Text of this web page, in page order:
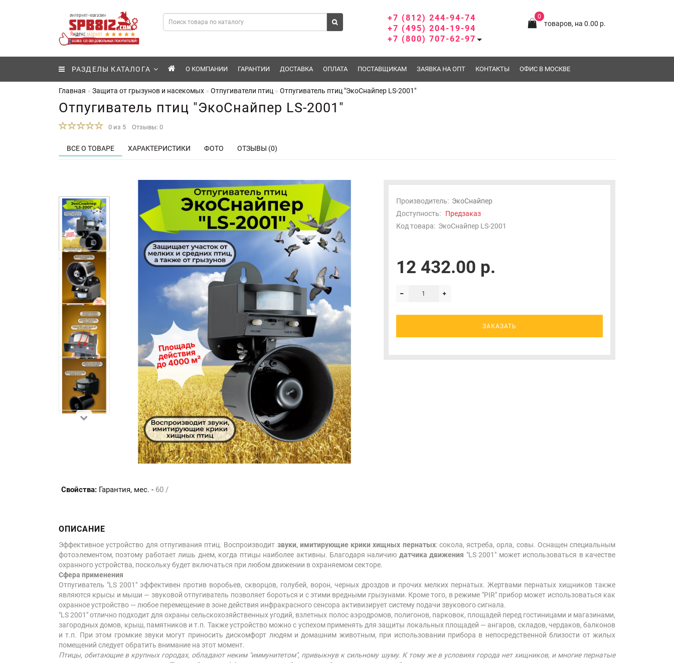
0
товаров, на 0.00 р.
+7 (812) 244-94-74
+7 (495) 204-19-94
+7 (800) 707-62-97
РАЗДЕЛЫ КАТАЛОГА О КОМПАНИИ ГАРАНТИИ ДОСТАВКА ОПЛАТА ПОСТАВЩИКАМ ЗАЯВКА НА ОПТ КОНТАКТЫ ОФИС В МОСКВЕ
Главная Защита от грызунов и насекомых Отпугиватели птиц Отпугиватель птиц "ЭкоСнайпер LS-2001"
Отпугиватель птиц "ЭкоСнайпер LS-2001"
0 из 5 Отзывы: 0
ВСЕ О ТОВАРЕ ХАРАКТЕРИСТИКИ ФОТО ОТЗЫВЫ (0)
Свойства: Гарантия, мес. - 60 /
Производитель: ЭкоСнайпер
Доступность: Предзаказ
Код товара: ЭкоСнайпер LS-2001
12 432.00 р.
ЗАКАЗАТЬ
ОПИСАНИЕ
Эффективное устройство для отпугивания птиц. Воспроизводит звуки, имитирующие крики хищных пернатых: сокола, ястреба, орла, совы. Оснащен специальным
фотоэлементом, поэтому работает лишь днем, когда птицы наиболее активны. Благодаря наличию датчика движения "LS 2001" может использоваться в качестве
охранного устройства, поскольку будет включаться при любом движении в охраняемом секторе.
Сфера применения
Отпугиватель "LS 2001" эффективен против воробьев, скворцов, голубей, ворон, черных дроздов и прочих мелких пернатых. Жертвами пернатых хищников также
являются крысы и мыши — звуковой отпугиватель позволяет бороться и с этими вредными грызунами. Кроме того, в режиме "PIR" прибор может использоваться как
охранное устройство — любое перемещение в зоне действия инфракрасного сенсора активизирует систему подачи звукового сигнала.
"LS 2001" отлично подходит для охраны сельскохозяйственных угодий, взлетных полос аэродромов, полигонов, парковок, площадей перед гостиницами и магазинами,
загородных домов, крыш, памятников и т.п. Также устройство можно с успехом применять для защиты локальных площадей — ангаров, складов, чердаков, балконов
и т.п. При этом громкие звуки могут приносить дискомфорт людям и домашним животным, при использовании прибора в непосредственной близости от жилых
помещений следует обратить внимание на этот момент.
Птицы, обитающие в крупных городах, обладают неким "иммунитетом", привыкнув к сильному шуму. К тому же в условиях города нет хищников, и многие пернатые